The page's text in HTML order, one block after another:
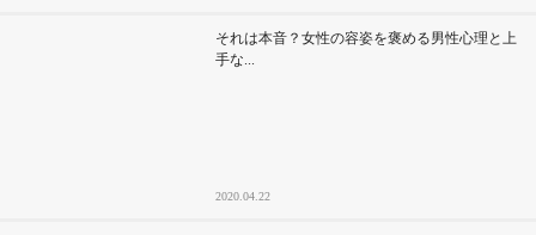
それは本音？女性の容姿を褒める男性心理と上
手な...
2020.04.22